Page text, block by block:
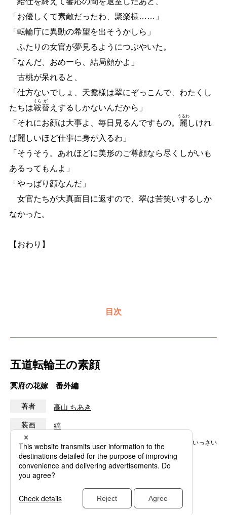
「お優しくて素敵だったわ、聚楽様… … 」
「転輪庁に異動の希望を出そうかしら」
ふたりの女官が夢見るようにつぶやいた。
「なんだ、おめーら、結局顔かよ」
古桃が呆れると、
「仕方ないでしょ、天鴦様は翠にぞっこんで、わたくし
たちは鞍
くら
替
が
えするしかないんだから」
「それにお顔は大事よ、毎日見るんですもの。
麗
うるわ
しけれ
ば麗しいほど仕事に身が入るわ」
「そうそう。あれほどに美形のご尊顔なら尽くしがいも
あるってもんよ」
「やっぱり顔なんだ」
女官たちが大真面目に返すので、翠は苦笑いするしか
なかった。
【おわり】
目次
五道転輪王の素顔
冥府の花嫁 番外編
著者 高山 ちあき
装画 縞
※この作品はフィクションです。実在の人物・団体・事件などにはいっさい
関係ありません。
作品詳細を見る